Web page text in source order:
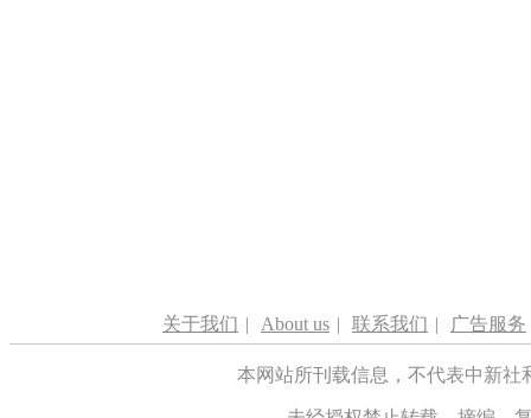
关于我们 | About us | 联系我们 | 广告服务
本网站所刊载信息，不代表中新